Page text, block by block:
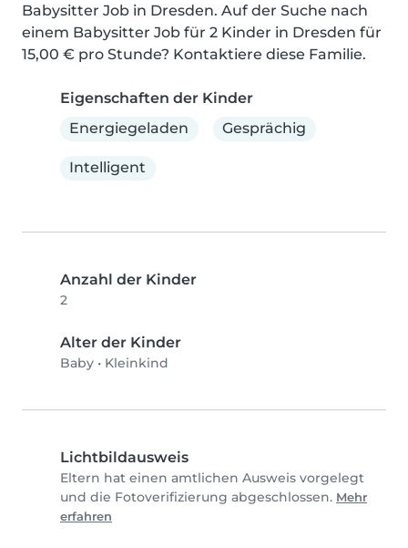
Babysitter Job in Dresden. Auf der Suche nach
einem Babysitter Job für 2 Kinder in Dresden für
15,00 € pro Stunde? Kontaktiere diese Familie.
Eigenschaften der Kinder
Energiegeladen
Gesprächig
Intelligent
Anzahl der Kinder
2
Alter der Kinder
Baby • Kleinkind
Lichtbildausweis
Eltern hat einen amtlichen Ausweis vorgelegt
und die Fotoverifizierung abgeschlossen. Mehr
erfahren